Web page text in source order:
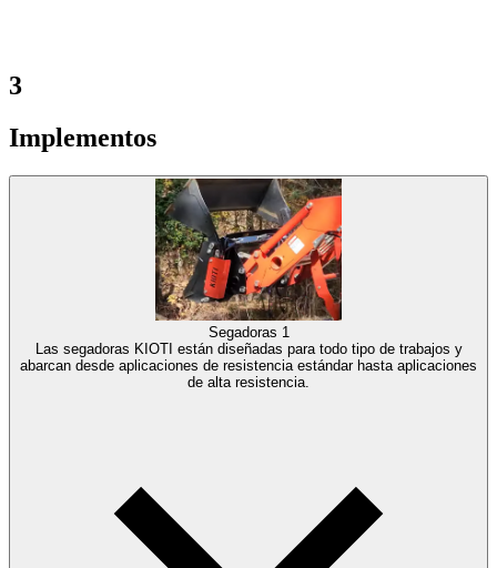
3
Implementos
Segadoras 1
Las segadoras KIOTI están diseñadas para todo tipo de trabajos y
abarcan desde aplicaciones de resistencia estándar hasta aplicaciones
de alta resistencia.